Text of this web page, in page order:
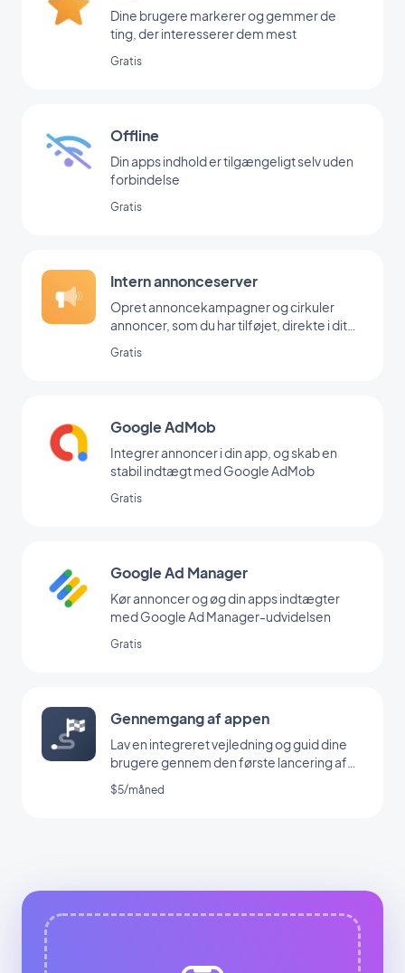
Dine brugere markerer og gemmer de
ting, der interesserer dem mest
Gratis
Offline
Din apps indhold er tilgængeligt selv uden
forbindelse
Gratis
Intern annonceserver
Opret annoncekampagner og cirkuler
annoncer, som du har tilføjet, direkte i dit
Gratis
Google AdMob
Integrer annoncer i din app, og skab en
stabil indtægt med Google AdMob
Gratis
Google Ad Manager
Kør annoncer og øg din apps indtægter
med Google Ad Manager-udvidelsen
Gratis
Gennemgang af appen
Lav en integreret vejledning og guid dine
brugere gennem den første lancering af
din app
$5/måned